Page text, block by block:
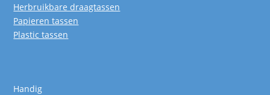
Herbruikbare draagtassen
Papieren tassen
Plastic tassen
Handig